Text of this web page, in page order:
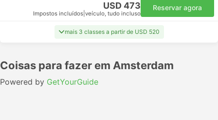
USD 473
Impostos incluídos veículo, tudo incluso
Reservar agora
mais 3 classes a partir de USD 520
Coisas para fazer em Amsterdam
Powered by GetYourGuide